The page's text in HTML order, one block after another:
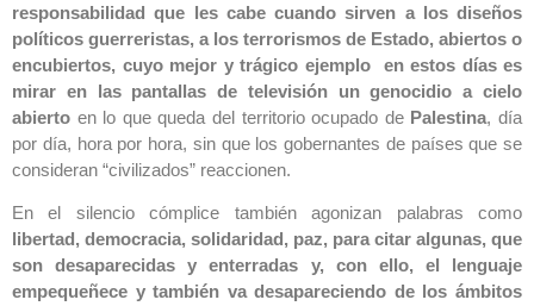
responsabilidad que les cabe cuando sirven a los diseños
políticos guerreristas, a los terrorismos de Estado, abiertos o
encubiertos, cuyo mejor y trágico ejemplo en estos días es
mirar en las pantallas de televisión un genocidio a cielo
abierto en lo que queda del territorio ocupado de Palestina, día
por día, hora por hora, sin que los gobernantes de países que se
consideran “civilizados” reaccionen.
En el silencio cómplice también agonizan palabras como
libertad, democracia, solidaridad, paz, para citar algunas, que
son desaparecidas y enterradas y, con ello, el lenguaje
empequeñece y también va desapareciendo de los ámbitos